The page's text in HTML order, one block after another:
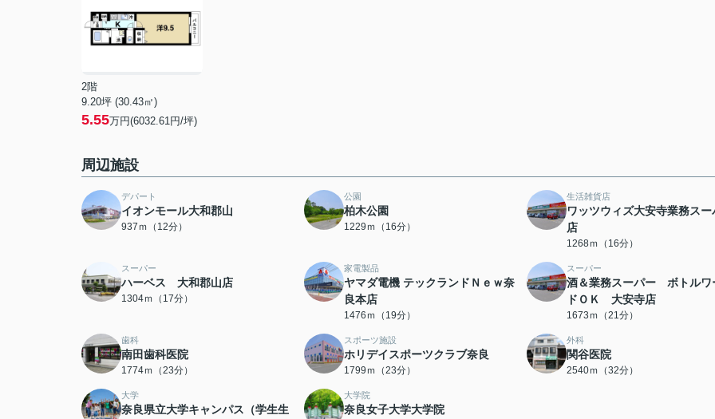
2階
9.20坪 (30.43㎡)
5.55万円(6032.61円/坪)
周辺施設
デパート
イオンモール大和郡山
937ｍ（12分）
公園
柏木公園
1229ｍ（16分）
生活雑貨店
ワッツウィズ大安寺業務スー
店
1268ｍ（16分）
スーパー
ハーベス 大和郡山店
1304ｍ（17分）
家電製品
ヤマダ電機 テックランドＮｅｗ奈
良本店
1476ｍ（19分）
スーパー
酒＆業務スーパー ボトルワ
ドＯＫ 大安寺店
1673ｍ（21分）
歯科
南田歯科医院
1774ｍ（23分）
スポーツ施設
ホリデイスポーツクラブ奈良
1799ｍ（23分）
外科
関谷医院
2540ｍ（32分）
大学
奈良県立大学キャンパス（学生生
大学院
奈良女子大学大学院